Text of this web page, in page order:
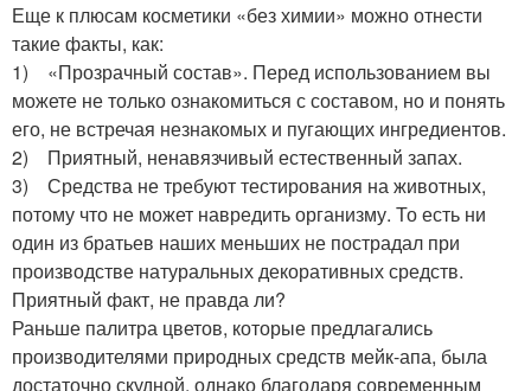
Еще к плюсам косметики «без химии» можно отнести
такие факты, как:
1) «Прозрачный состав». Перед использованием вы
можете не только ознакомиться с составом, но и понять
его, не встречая незнакомых и пугающих ингредиентов.
2) Приятный, ненавязчивый естественный запах.
3) Средства не требуют тестирования на животных,
потому что не может навредить организму. То есть ни
один из братьев наших меньших не пострадал при
производстве натуральных декоративных средств.
Приятный факт, не правда ли?
Раньше палитра цветов, которые предлагались
производителями природных средств мейк-апа, была
достаточно скудной, однако благодаря современным